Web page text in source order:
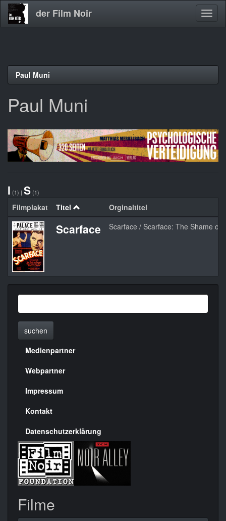
Direkt
der Film Noir
Paul Muni
Paul Muni
I (1) | S (1)
Filmplakat Titel Orginaltitel
Scarface Scarface / Scarface: The Shame of
suchen
Menülinks
rechte
Seite
Medienpartner
Webpartner
Impressum
Kontakt
Datenschutzerklärung
Filme